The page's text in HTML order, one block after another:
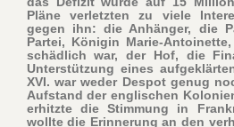
Pläne verletzten zu viele
gegen ihn: die Anhänger, die
Partei, Königin Marie-
schädlich war, der Hof, die
Unterstützung eines
XVI. war weder Despot genug
Aufstand der englischen
erhitzte die Stimmung in
wollte die Erinnerung an den